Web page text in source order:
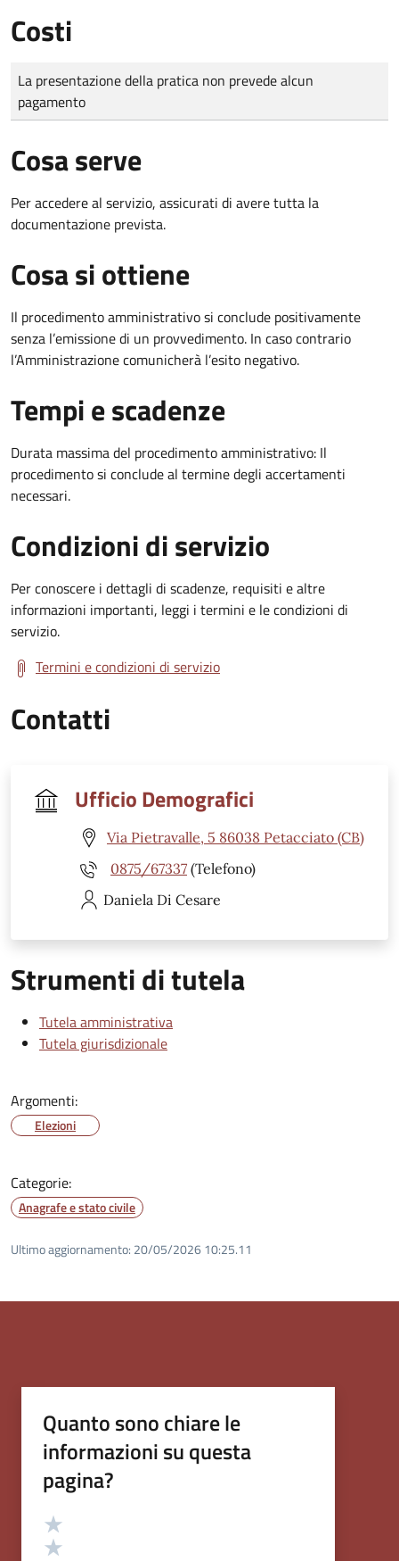
Costi
Tipo di pagamento
Importo
La presentazione della pratica non prevede alcun
pagamento
Cosa serve
Per accedere al servizio, assicurati di avere tutta la
documentazione prevista.
Cosa si ottiene
Il procedimento amministrativo si conclude positivamente
senza l’emissione di un provvedimento. In caso contrario
l’Amministrazione comunicherà l’esito negativo.
Tempi e scadenze
Durata massima del procedimento amministrativo: Il
procedimento si conclude al termine degli accertamenti
necessari.
Condizioni di servizio
Per conoscere i dettagli di scadenze, requisiti e altre
informazioni importanti, leggi i termini e le condizioni di
servizio.
Termini e condizioni di servizio
Contatti
Ufficio Demografici
Via Pietravalle, 5 86038 Petacciato (CB)
0875/67337 (Telefono)
Daniela Di Cesare
Strumenti di tutela
Tutela amministrativa
Tutela giurisdizionale
Argomenti:
Elezioni
Categorie:
Anagrafe e stato civile
Ultimo aggiornamento: 20/05/2026 10:25.11
Quanto sono chiare le
informazioni su questa
pagina?
Valutazione